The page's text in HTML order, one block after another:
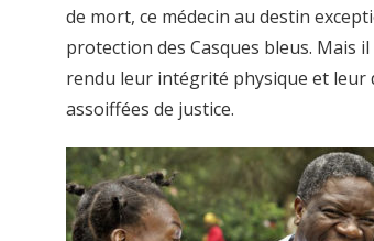
de mort, ce médecin au destin
protection des Casques bleus. Mais
rendu leur intégrité physique et leur
assoiffées de justice.